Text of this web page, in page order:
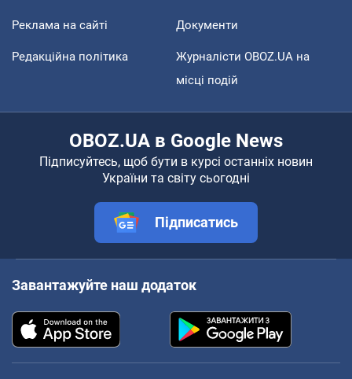
Реклама на сайті Документи
Редакційна політика
Журналісти OBOZ.UA на
місці подій
OBOZ.UA в Google News
Підписуйтесь, щоб бути в курсі останніх новин
України та світу сьогодні
Підписатись
Завантажуйте наш додаток